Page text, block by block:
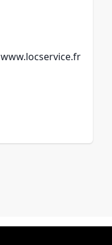
www.locservice.fr